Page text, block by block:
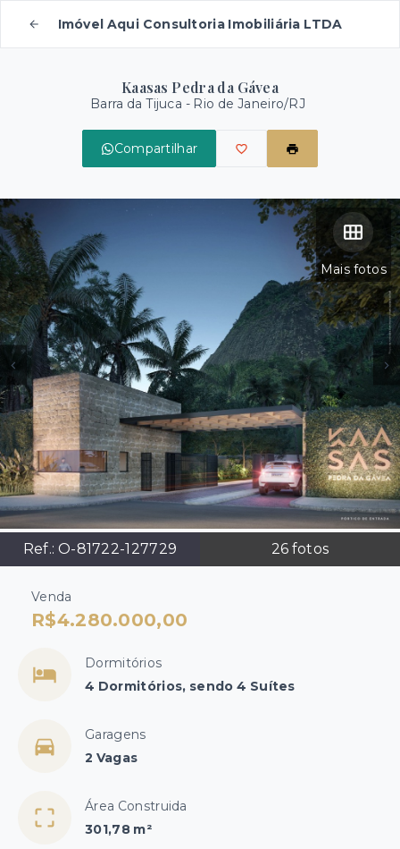
Imóvel Aqui Consultoria Imobiliária LTDA
Kaasas Pedra da Gávea
Barra da Tijuca - Rio de Janeiro/RJ
Compartilhar
Mais fotos
Ref.: O-81722-127729 26 fotos
Venda
R$4.280.000,00
Dormitórios
4 Dormitórios, sendo 4 Suítes
Garagens
2 Vagas
Área Construida
301,78 m²